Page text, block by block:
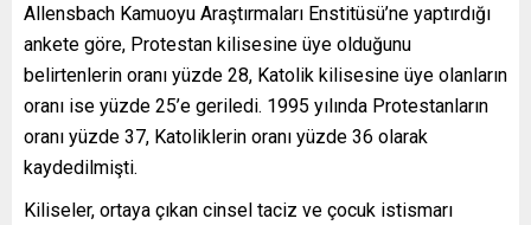
Allensbach Kamuoyu Araştırmaları Enstitüsü’ne yaptırdığı
ankete göre, Protestan kilisesine üye olduğunu
belirtenlerin oranı yüzde 28, Katolik kilisesine üye olanların
oranı ise yüzde 25’e geriledi. 1995 yılında Protestanların
oranı yüzde 37, Katoliklerin oranı yüzde 36 olarak
kaydedilmişti.
Kiliseler, ortaya çıkan cinsel taciz ve çocuk istismarı